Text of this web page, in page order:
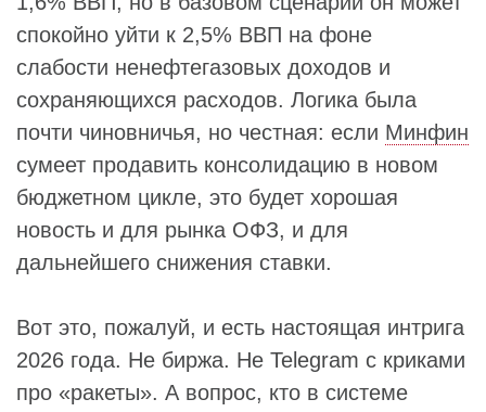
спокойно уйти к 2,5% ВВП на фоне
слабости ненефтегазовых доходов и
сохраняющихся расходов. Логика была
почти чиновничья, но честная: если Минфин
сумеет продавить консолидацию в новом
бюджетном цикле, это будет хорошая
новость и для рынка ОФЗ, и для
дальнейшего снижения ставки.
Вот это, пожалуй, и есть настоящая интрига
2026 года. Не биржа. Не Telegram с криками
про «ракеты». А вопрос, кто в системе